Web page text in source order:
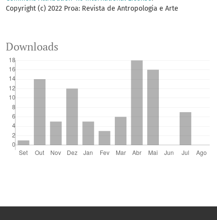
Copyright (c) 2022 Proa: Revista de Antropologia e Arte
Downloads